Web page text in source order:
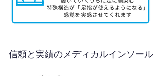
信頼と実績のメディカルインソール